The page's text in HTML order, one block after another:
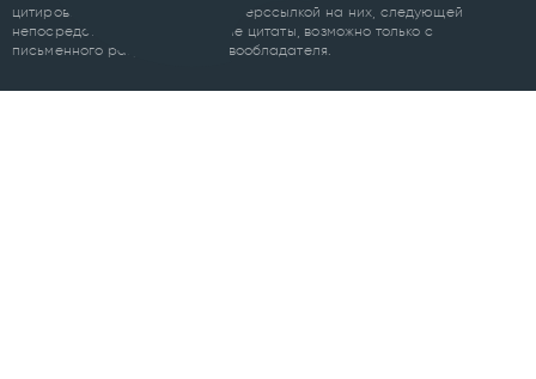
цитирование с обязательной гиперссылкой на них, следующей
непосредственно до либо после цитаты, возможно только с
письменного разрешения правообладателя.